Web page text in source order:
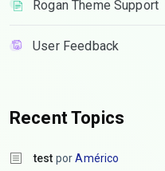
Rogan Theme Support
User Feedback
Recent Topics
test porAmérico